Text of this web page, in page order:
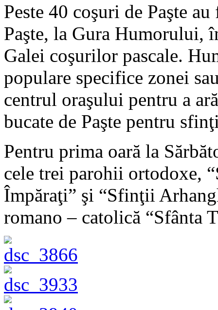
Peste 40 coşuri de Paşte
Paşte, la Gura Humorului,
Galei coşurilor pascale.
populare specifice zonei
centrul oraşului pentru a
bucate de Paşte pentru
Pentru prima oară la
cele trei parohii ortodoxe,
Împăraţi” şi “Sfinţii
romano – catolică “Sfânta